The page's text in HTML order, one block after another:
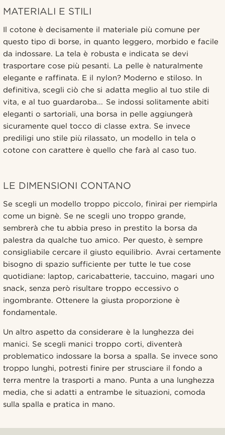
MATERIALI E STILI
Il cotone è decisamente il materiale più comune per
questo tipo di borse, in quanto leggero, morbido e facile
da indossare. La tela è robusta e indicata se devi
trasportare cose più pesanti. La pelle è naturalmente
elegante e raffinata. E il nylon? Moderno e stiloso. In
definitiva, scegli ciò che si adatta meglio al tuo stile di
vita, e al tuo guardaroba... Se indossi solitamente abiti
eleganti o sartoriali, una borsa in pelle aggiungerà
sicuramente quel tocco di classe extra. Se invece
prediligi uno stile più rilassato, un modello in tela o
cotone con carattere è quello che farà al caso tuo.
LE DIMENSIONI CONTANO
Se scegli un modello troppo piccolo, finirai per riempirla
come un bignè. Se ne scegli uno troppo grande,
sembrerà che tu abbia preso in prestito la borsa da
palestra da qualche tuo amico. Per questo, è sempre
consigliabile cercare il giusto equilibrio. Avrai certamente
bisogno di spazio sufficiente per tutte le tue cose
quotidiane: laptop, caricabatterie, taccuino, magari uno
snack, senza però risultare troppo eccessivo o
ingombrante. Ottenere la giusta proporzione è
fondamentale.
Un altro aspetto da considerare è la lunghezza dei
manici. Se scegli manici troppo corti, diventerà
problematico indossare la borsa a spalla. Se invece sono
troppo lunghi, potresti finire per strusciare il fondo a
terra mentre la trasporti a mano. Punta a una lunghezza
media, che si adatti a entrambe le situazioni, comoda
sulla spalla e pratica in mano.